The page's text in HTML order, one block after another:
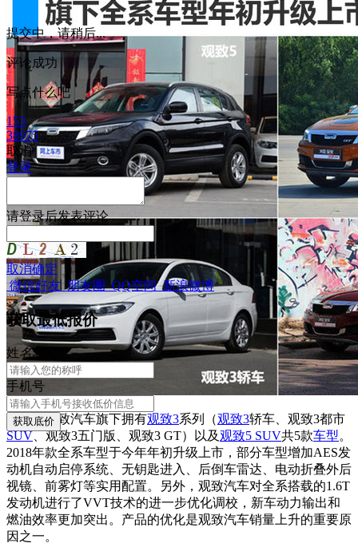
目前，观致汽车旗下拥有观致3系列（观致3轿车、观致3都市
SUV、观致3五门版、观致3 GT）以及观致5 SUV共5款车型。
2018年款全系车型于今年年初升级上市，部分车型增加AES发
动机自动启停系统、无钥匙进入、后倒车雷达、电动折叠外后
视镜、前雾灯等实用配置。另外，观致汽车对全系搭载的1.6T
发动机进行了VVT技术的进一步优化调校，新车动力输出和
燃油效率更加突出。产品的优化是观致汽车销量上升的重要原
因之一。
提交中，请稍后...
评论成功
写点什么吧
153
38975
取消
登录
请登录后发表评论
取消确定
微信好友 朋友圈 QQ空间 新浪微博
获取最低报价
姓名名
手机号
获取底价